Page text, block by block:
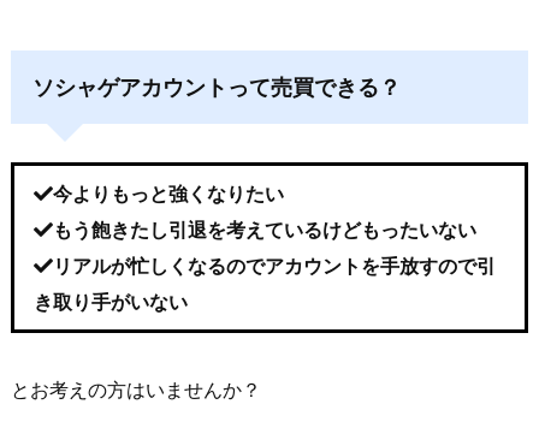
ソシャゲアカウントって売買できる？
今よりもっと強くなりたい
もう飽きたし引退を考えているけどもったいない
リアルが忙しくなるのでアカウントを手放すので引
き取り手がいない
とお考えの方はいませんか？